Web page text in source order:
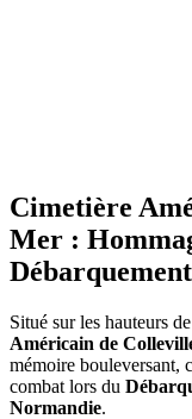
Cimetière
Mer :
Débarquement
Situé sur les hauteurs
Américain de
mémoire bouleversant,
combat lors du
Normandie.